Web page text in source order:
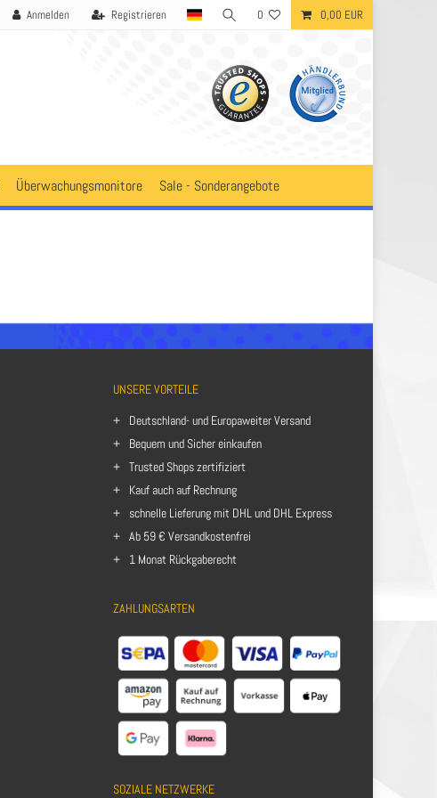
Anmelden Registrieren 0 0,00 EUR
Überwachungsmonitore Sale - Sonderangebote
UNSERE VORTEILE
Deutschland- und Europaweiter Versand
Bequem und Sicher einkaufen
Trusted Shops zertifiziert
Kauf auch auf Rechnung
schnelle Lieferung mit DHL und DHL Express
Ab 59 € Versandkostenfrei
1 Monat Rückgaberecht
ZAHLUNGSARTEN
SOZIALE NETZWERKE